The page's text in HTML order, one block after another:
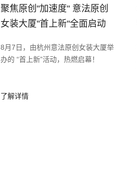
聚焦原创"加速度" 意法原创
女装大厦"首上新"全面启动
8月7日，由杭州意法原创女装大厦举
办的 “首上新”活动，热燃启幕！
了解详情